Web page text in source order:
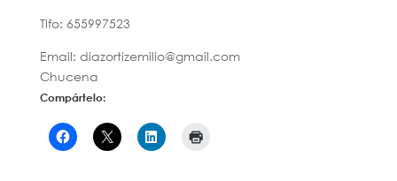
Tlfo: 655997523
Email: diazortizemilio@gmail.com
Chucena
Compártelo: